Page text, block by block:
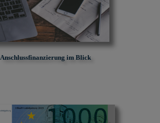
Anschlussfinanzierung im Blick